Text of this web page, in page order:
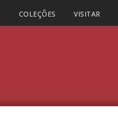
COLEÇÕES VISITAR